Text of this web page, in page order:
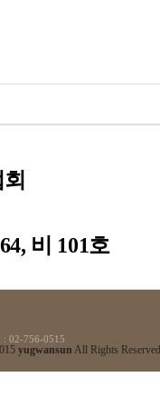
비 101호
: 02-756-0515
yugwansun All Rights